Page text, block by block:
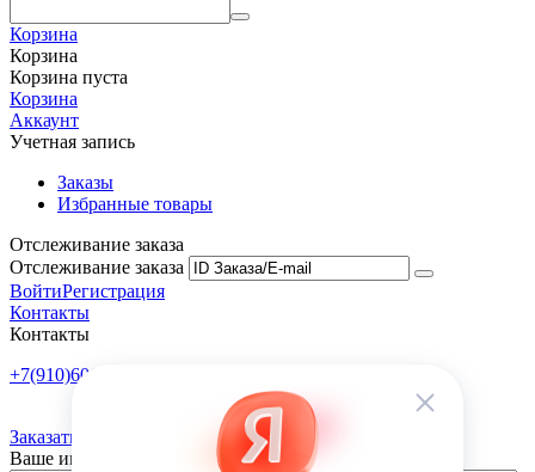
Корзина
Корзина
Корзина пуста
Корзина
Аккаунт
Учетная запись
Заказы
Избранные товары
Отслеживание заказа
Отслеживание заказа
ВойтиРегистрация
Контакты
Контакты
+7(910)601-10-10
Заказать обратный звонок
Ваше имя